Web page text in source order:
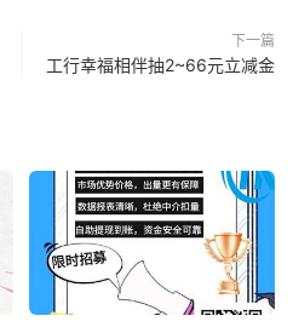
下一篇
工行幸福相伴抽2~66元立减金